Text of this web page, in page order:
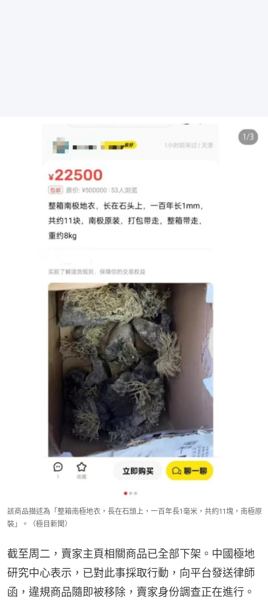
該商品描述為「整箱南極地衣，長在石頭上，一百年長1毫米，共約11塊，南極原
裝」。（極目新聞）
截至周二，賣家主頁相關商品已全部下架。中國極地
研究中心表示，已對此事採取行動，向平台發送律師
函，違規商品隨即被移除，賣家身份調查正在進行。